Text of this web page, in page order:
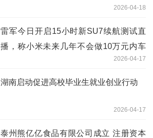
2026-04-18
雷军今日开启15小时新SU7续航测试直
播，称小米未来几年不会做10万元内车
2026-04-17
湖南启动促进高校毕业生就业创业行动
2026-04-17
泰州熊亿亿食品有限公司成立 注册资本